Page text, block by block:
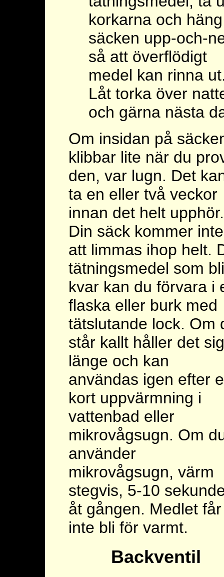
korkarna och häng
säcken upp-och-
så att överflödigt
medel kan rinna
Låt torka över
och gärna nästa
Om insidan på
klibbar lite när du
den, var lugn. Det
ta en eller två veckor
innan det helt upphör.
Din säck kommer inte
att limmas ihop helt.
tätningsmedel som
kvar kan du förvara i
flaska eller burk med
tätslutande lock. Om
står kallt håller det sig
länge och kan
användas igen efter
kort uppvärmning i
vattenbad eller
mikrovågsugn. Om
använder
mikrovågsugn, värm
stegvis, 5-10
åt gången. Medlet får
inte bli för varmt.
Backventil